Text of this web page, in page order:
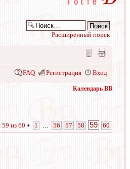
Расширенный поиск
FAQ Регистрация Вход
Календарь ВВ
59 из 60 • 1 56 57 58 59 60